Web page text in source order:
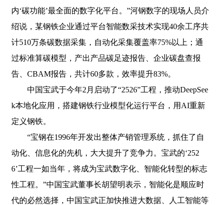
内‘碳功能’最全面的数字化平台。”河钢数字的现场人员介
绍说，某钢铁企业通过平台智能数采技术实现40余工序共
计510万条碳数据采集，自动化采集覆盖率75%以上；通
过标准算碳模型，产出产品碳足迹报告、企业碳盘查报
告、CBAM报告，共计60多款，效率提升83%。
中国宝武于今年2月启动了“2526”工程，推动DeepSee
k本地化应用，搭建钢铁行业模型化运行平台，用AI重新
定义钢铁。
“宝钢在1996年开发出整体产销管理系统，抓住了自
动化、信息化的先机，大大提升了竞争力。宝武的‘252
6’工程一如当年，将成为宝武数字化、智能化转型的标志
性工程。”中国宝武董事长胡望明表示，智能化是顺应时
代的必然选择，中国宝武正加快推进大数据、人工智能等